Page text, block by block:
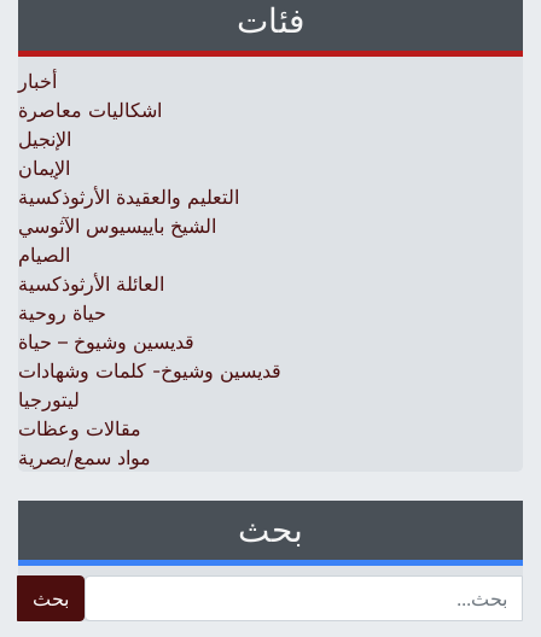
فئات
أخبار
اشكاليات معاصرة
الإنجيل
الإيمان
التعليم والعقيدة الأرثوذكسية
الشيخ باييسيوس الآثوسي
الصيام
العائلة الأرثوذكسية
حياة روحية
قديسين وشيوخ – حياة
قديسين وشيوخ- كلمات وشهادات
ليتورجيا
مقالات وعظات
مواد سمع/بصرية
بحث